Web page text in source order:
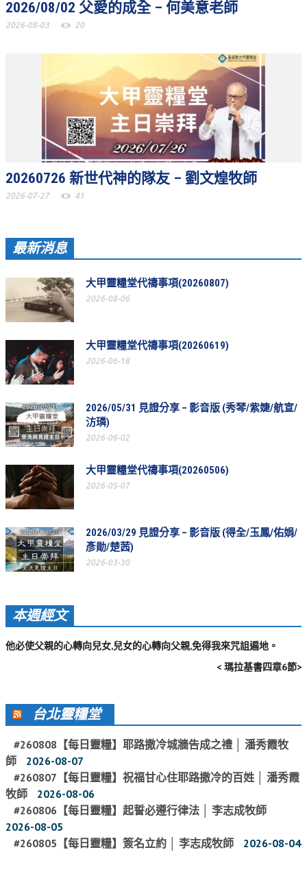
聚會剪影_2016年
聚會剪影_2014年
聚會剪影_2013年
教會節慶_2026年
教會節慶_2025年
教會節慶_2024年
教會節慶_2022年
教會節慶_2020年
教會節慶_2019年
教會節慶_2018年
教會節慶_2017年
教會節慶_2015年
教會節慶_2014年
教會節慶_2013年
活動影音
活動影音_2025年
活動影音_2024年
活動影音_2022年
活動影音_2021年
活動影音_2018年
活動影音_2017年
活動影音_2016年
活動影音_2015年
活動影音_2014年
2026/08/02 父愛的成全 – 何美意老師
2026-08-03 20
20260726 新世代神的隊友 – 劉文煌牧師
2026-07-27 41
最新消息
大甲靈糧堂代禱事項(20260807)
2026-08-06
大甲靈糧堂代禱事項(20260619)
2026-06-18
2026/05/31 見證分享 – 影音版 (秀琴/紫婕/航宣/
汸璘)
2026-06-02
大甲靈糧堂代禱事項(20260506)
2026-05-07
2026/03/29 見證分享 – 影音版 (得全/玉鳳/佑娟/
彥勛/楚茜)
2026-03-30
本週經文
他必使父親的心轉向兒女,兒女的心轉向父親,免得我來咒詛遍地。
< 瑪拉基書四章6節>
台北靈糧堂
#260808【每日靈糧】耶路撒冷城牆告成之禮 │ 潘秀霞牧
師
2026-08-07
#260807【每日靈糧】祝福甘心住耶路撒冷的百姓 │ 潘秀霞
牧師
2026-08-06
#260806【每日靈糧】起誓必遵行律法 │ 李志成牧師
2026-08-05
#260805【每日靈糧】簽名立約 │ 李志成牧師
2026-08-04